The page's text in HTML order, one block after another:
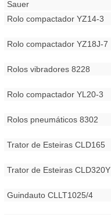
Sauer
Rolo compactador YZ14-3
Rolo compactador YZ18J-7
Rolos vibradores 8228
Rolo compactador YL20-3
Rolos pneumáticos 8302
Trator de Esteiras CLD165
Trator de Esteiras CLD320Y
Guindauto CLLT1025/4